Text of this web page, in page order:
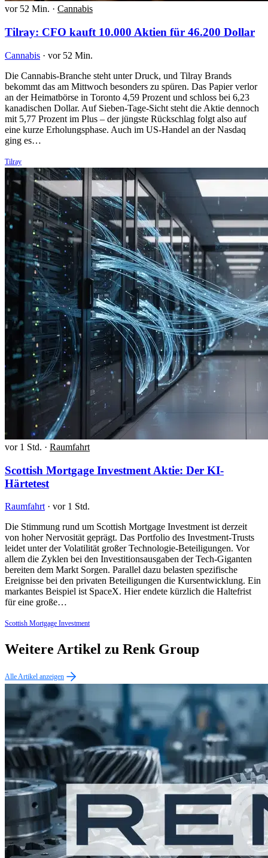
vor 52 Min. · Cannabis
Tilray: CFO kauft 10.000 Aktien für 46.200 Dollar
Cannabis · vor 52 Min.
Die Cannabis-Branche steht unter Druck, und Tilray Brands
bekommt das am Mittwoch besonders zu spüren. Das Papier verlor
an der Heimatbörse in Toronto 4,59 Prozent und schloss bei 6,23
kanadischen Dollar. Auf Sieben-Tage-Sicht steht die Aktie dennoch
mit 5,77 Prozent im Plus – der jüngste Rückschlag folgt also auf
eine kurze Erholungsphase. Auch im US-Handel an der Nasdaq
ging es…
Tilray
vor 1 Std. · Raumfahrt
Scottish Mortgage Investment Aktie: Der KI-
Härtetest
Raumfahrt · vor 1 Std.
Die Stimmung rund um Scottish Mortgage Investment ist derzeit
von hoher Nervosität geprägt. Das Portfolio des Investment-Trusts
leidet unter der Volatilität großer Technologie-Beteiligungen. Vor
allem die Zyklen bei den Investitionsausgaben der Tech-Giganten
bereiten dem Markt Sorgen. Parallel dazu belasten spezifische
Ereignisse bei den privaten Beteiligungen die Kursentwicklung. Ein
markantes Beispiel ist SpaceX. Hier endete kürzlich die Haltefrist
für eine große…
Scottish Mortgage Investment
Weitere Artikel zu Renk Group
Alle Artikel anzeigen